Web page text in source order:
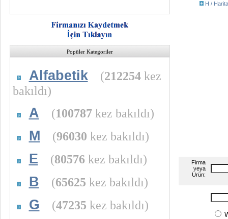
Popüler Kategoriler
Alfabetik (212254kez
bakıldı)
A (100787kez bakıldı)
M (96030 kez bakıldı)
E (80576 kez bakıldı)
B (65625 kez bakıldı)
G (47235 kez bakıldı)
H /
Firma
veya
Ürün: